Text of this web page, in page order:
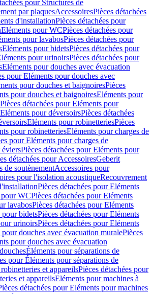
pour Structures de
par plaquesAccessoiresPièces détachées
d'installationPièces détachées pour
Eléments pour WCPièces détachées pour
pour lavabosPièces détachées pour
Eléments pour bidetsPièces détachées pour
pour urinoirsPièces détachées pour
Eléments pour douches avec évacuation
pour Eléments pour douches avec
pour douches et baignoiresPièces
pour douches et baignoiresEléments pour
Pièces détachées pour Eléments pour
Eléments pour déversoirsPièces détachées
Eléments pour robinetteriesPièces
pour robinetteriesEléments pour charges de
pour Eléments pour charges de
éviersPièces détachées pour Eléments pour
détachées pour AccessoiresGeberit
de soutènementAccessoires pour
pour l'isolation acoustiqueRecouvrement
Pièces détachées pour Eléments
WCPièces détachées pour Eléments
lavabosPièces détachées pour Eléments
pour bidetsPièces détachées pour Eléments
urinoirsPièces détachées pour Eléments
pour douches avec évacuation muralePièces
pour douches avec évacuation
Éléments pour séparations de
pour Éléments pour séparations de
et appareilsPièces détachées pour
et appareilsEléments pour machines à
détachées pour Eléments pour machines